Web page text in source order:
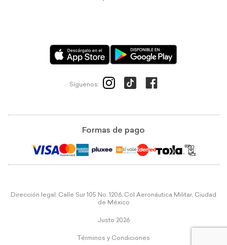
Síguenos:
Formas de pago
Dirección legal: Calle Sur 105 No. 1206, Col Aeronáutica Militar, Ciudad
de México
Justo 2026
Términos y Condiciones